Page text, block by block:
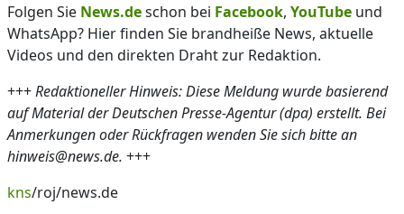
Folgen Sie News.deschon bei Facebook, YouTube und
WhatsApp? Hier finden Sie brandheiße News, aktuelle
Videos und den direkten Draht zur Redaktion.
+++Redaktioneller Hinweis: Diese Meldung wurde basierend
auf Material der Deutschen Presse-Agentur (dpa) erstellt. Bei
Anmerkungen oder Rückfragen wenden Sie sich bitte an
hinweis@news.de. +++
kns/roj/news.de